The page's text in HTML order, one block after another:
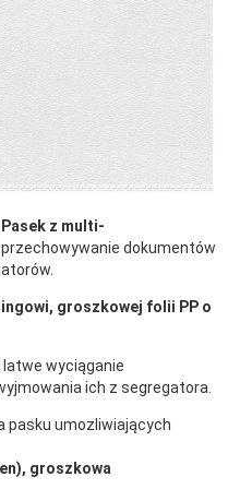
Pasek z multi-
dokumentów
groszkowej folii PP o
latwe wyciąganie
ich z segregatora.
pasku umozliwiających
groszkowa